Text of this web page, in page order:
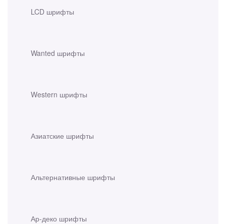
LCD шрифты
Wanted шрифты
Western шрифты
Азиатские шрифты
Альтернативные шрифты
Ар-деко шрифты